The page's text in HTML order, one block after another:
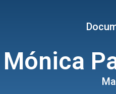
Mónica